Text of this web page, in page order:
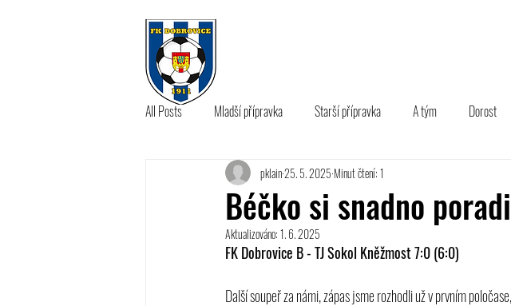
All Posts Mladší přípravka Starší přípravka A tým Dorost
Béčko si snadno
pklain25. 5. 2025 Minut čtení: 1
Aktualizováno:1. 6. 2025
FK Dobrovice B - TJ Sokol Kněžmost 7:0 (6:0)
Další soupeř za námi, zápas jsme rozhodli už v prvním